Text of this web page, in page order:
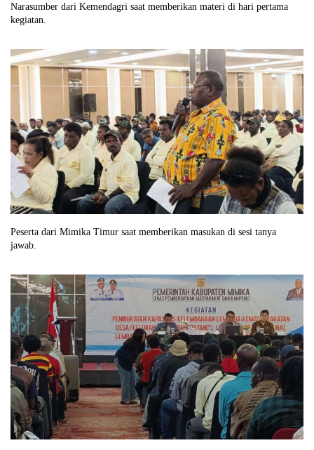
Narasumber dari Kemendagri saat memberikan materi di hari pertama
kegiatan.
Peserta dari Mimika Timur saat memberikan masukan di sesi tanya
jawab.